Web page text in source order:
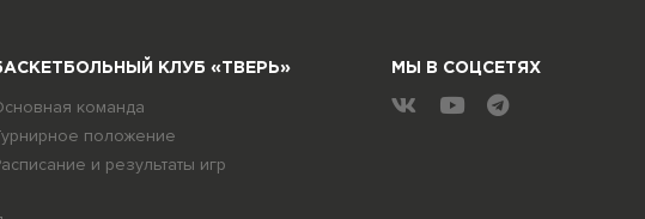
КЛУБ «ТВЕРЬ»
команда
положение
и результаты игр
МЫ В СОЦСЕТЯХ